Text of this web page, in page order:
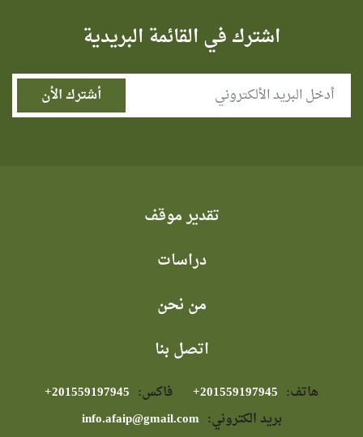
اشترك في القائمة البريدية
تقدير موقف
دراسات
من نحن
اتصل بنا
هاتف: فاكس:
بريد الكتروني: info.afaip@gmail.com